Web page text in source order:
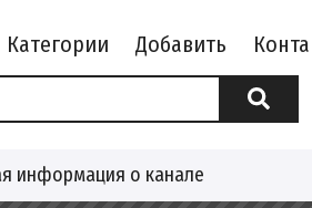
Категории Добавить
информация о канале